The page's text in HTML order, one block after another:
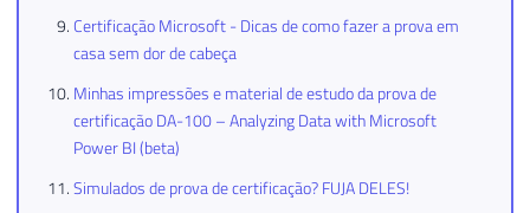
Certificação Microsoft - Dicas de como fazer a prova em
casa sem dor de cabeça
Minhas impressões e material de estudo da prova de
certificação DA-100 – Analyzing Data with Microsoft
Power BI (beta)
Simulados de prova de certificação? FUJA DELES!